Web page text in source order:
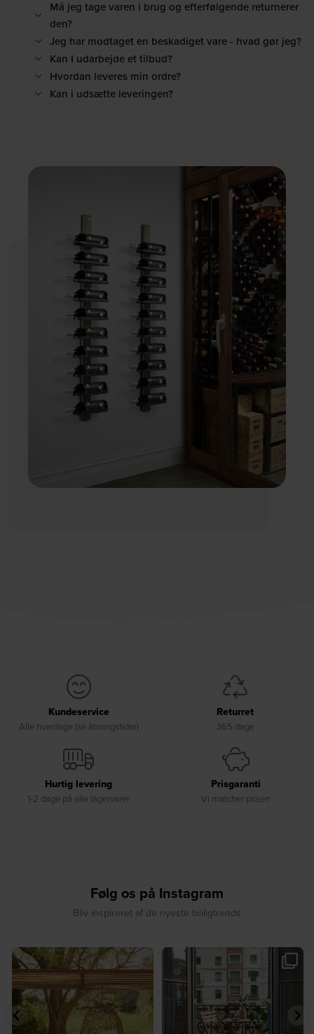
Må jeg tage varen i brug og efterfølgende returnerer
den?
Jeg har modtaget en beskadiget vare - hvad gør jeg?
Kan I udarbejde et tilbud?
Hvordan leveres min ordre?
Kan i udsætte leveringen?
Kundeservice
Alle hverdage (se åbningstider)
Returret
365 dage
Hurtig levering
1-2 dage på alle lagervarer
Prisgaranti
Vi matcher prisen
Følg os på Instagram
Bliv inspireret af de nyeste boligtrends
🤍 Rå materialer møder tidløst design⁠
...
7 0
✨ Spar op til 30 % på udvalgte
produkter fra...
2 0